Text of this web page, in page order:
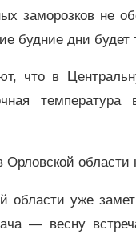
заморозков не
будние дни будет
что в
Орловской
области уже
— весну